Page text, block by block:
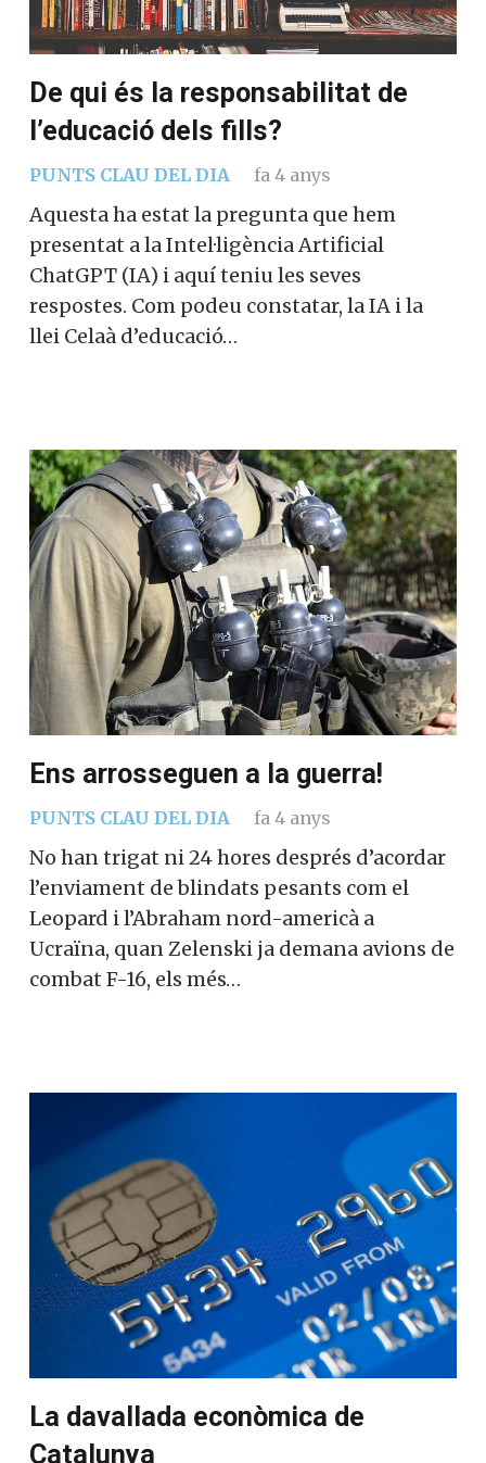
De qui és la responsabilitat de
l’educació dels fills?
PUNTS CLAU DEL DIA fa 4 anys
Aquesta ha estat la pregunta que hem
presentat a la Intel·ligència Artificial
ChatGPT (IA) i aquí teniu les seves
respostes. Com podeu constatar, la IA i la
llei Celaà d’educació…
Ens arrosseguen a la guerra!
PUNTS CLAU DEL DIA fa 4 anys
No han trigat ni 24 hores després d’acordar
l’enviament de blindats pesants com el
Leopard i l’Abraham nord-americà a
Ucraïna, quan Zelenski ja demana avions de
combat F-16, els més…
La davallada econòmica de
Catalunya